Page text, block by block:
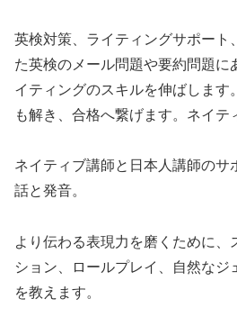
英検対策、ライティングサポート
た英検のメール問題や要約問題に
イティングのスキルを伸ばします
も解き、合格へ繋げます。ネイテ
ネイティブ講師と日本人講師のサ
話と発音。
より伝わる表現力を磨くために、
ション、ロールプレイ、自然なジ
を教えます。